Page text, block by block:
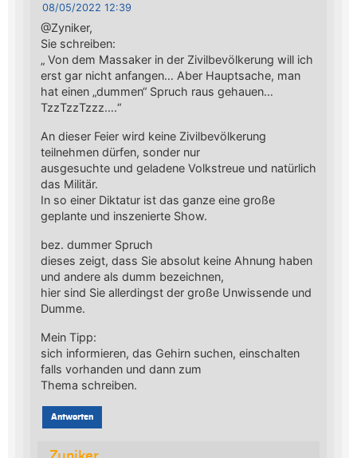
08/05/2022 12:39
@Zyniker,
Sie schreiben:
„ Von dem Massaker in der Zivilbevölkerung will ich
erst gar nicht anfangen… Aber Hauptsache, man
hat einen „dummen“ Spruch raus gehauen…
TzzTzzTzzz….“
An dieser Feier wird keine Zivilbevölkerung
teilnehmen dürfen, sonder nur
ausgesuchte und geladene Volkstreue und natürlich
das Militär.
In so einer Diktatur ist das ganze eine große
geplante und inszenierte Show.
bez. dummer Spruch
dieses zeigt, dass Sie absolut keine Ahnung haben
und andere als dumm bezeichnen,
hier sind Sie allerdingst der große Unwissende und
Dumme.
Mein Tipp:
sich informieren, das Gehirn suchen, einschalten
falls vorhanden und dann zum
Thema schreiben.
Antworten